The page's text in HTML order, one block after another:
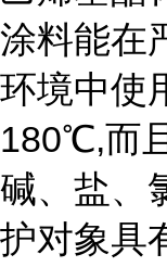
涂料能在
环境中使
180℃,而
碱、盐、
护对象具